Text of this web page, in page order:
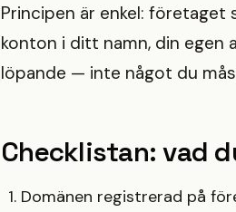
Principen är enkel: företaget
konton i ditt namn, din
löpande — inte något du
Checklistan: vad
Domänen registrerad på